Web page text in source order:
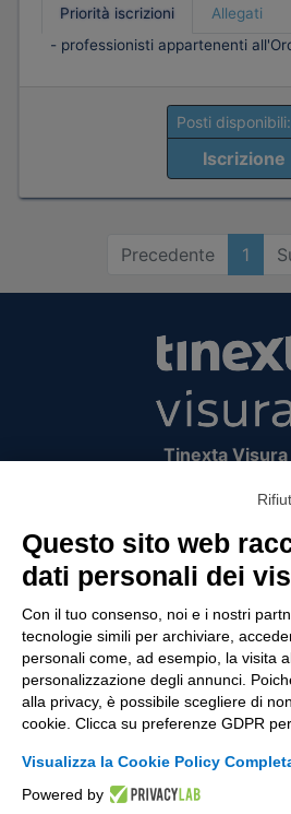
Priorità iscrizioni Allegati
- professionisti appartenenti
Posti disponibili:
Iscrizione
Precedente 1
Tinexta Visura
Società con
Società soggetta alla
di Tinexta
P.IVA 05338771008
UTILITÀ
Recupero
Verifica attestato di
POLICIES AND
Questo sito web
dati personali dei
Con il tuo consenso, noi e i nostri
tecnologie simili per archiviare,
personali come, ad esempio, la visita
personalizzazione degli annunci.
alla privacy, è possibile scegliere di
cookie. Clicca su preferenze GDPR
Visualizza la Cookie Policy
Powered by